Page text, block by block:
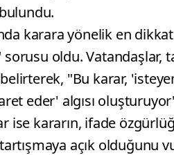
karara yönelik en
oldu. Vatandaşlar,
"Bu karar,
eder' algısı
ise kararın, ifade
tartışmaya açık